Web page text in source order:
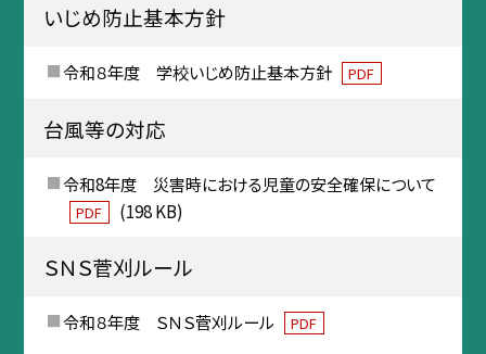
いじめ防止基本方針
令和８年度 学校いじめ防止基本方針 PDF
台風等の対応
令和8年度 災害時における児童の安全確保について
PDF (198 KB)
ＳＮＳ菅刈ルール
令和８年度 ＳＮＳ菅刈ルール PDF